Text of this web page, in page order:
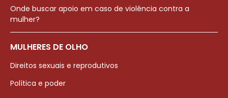
Onde buscar apoio em caso de violência contra a
mulher?
MULHERES DE OLHO
Direitos sexuais e reprodutivos
Política e poder